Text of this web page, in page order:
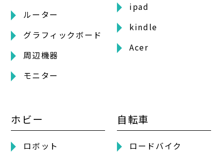
ルーター
グラフィックボード
周辺機器
モニター
ipad
kindle
Acer
ホビー
ロボット
自転車
ロードバイク